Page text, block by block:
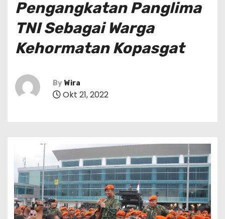
Pengangkatan Panglima
TNI Sebagai Warga
Kehormatan Kopasgat
By Wira
Okt 21, 2022